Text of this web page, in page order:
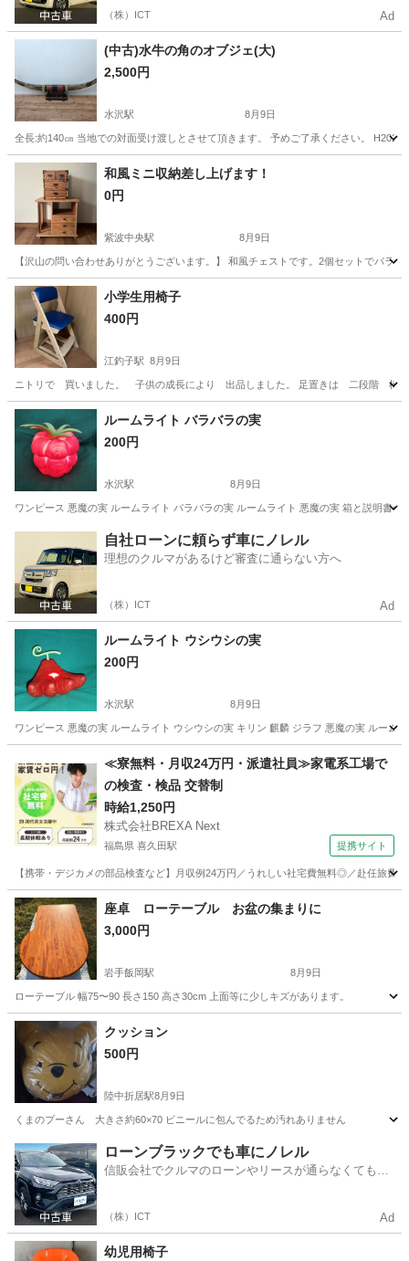
（株）ICT Ad
(中古)水牛の角のオブジェ(大)
2,500円
水沢駅 8月9日
全長:約140㎝ 当地での対面受け渡しとさせて頂きます。 予めご了承ください。
岩手 奥州市 水沢駅 インテリア雑貨/小物
和風ミニ収納差し上げます！
0円
紫波中央駅 8月9日
【沢山の問い合わせありがとうございます。】 和風チェストです。2個セットでバラ
岩手 紫波郡 紫波中央駅
小学生用椅子
400円
江釣子駅 8月9日
ニトリで 買いました。 子供の成長により 出品しました。 足置きは 二段階 椅
岩手 北上市 江釣子駅 椅子 小学生
ルームライト バラバラの実
200円
水沢駅 8月9日
ワンピース 悪魔の実 ルームライト バラバラの実 ルームライト 悪魔の実 箱と説明書
水沢駅 照明器具 ルームライト
自社ローンに頼らず車にノレル
理想のクルマがあるけど審査に通らない方へ
（株）ICT Ad
ルームライト ウシウシの実
200円
水沢駅 8月9日
ワンピース 悪魔の実 ルームライト ウシウシの実 キリン 麒麟 ジラフ 悪魔の実 ルー
水沢駅 インテリア雑貨/小物 ルームライト
≪寮無料・月収24万円・派遣社員≫家電系工場で
の検査・検品 交替制
時給1,250円
株式会社BREXA Next
福島県 喜久田駅 提携サイト
【携帯・デジカメの部品検査など】月収例24万円／うれしい社宅費無料◎／赴任旅
福島 郡山市 喜久田駅 その他
座卓 ローテーブル お盆の集まりに
3,000円
岩手飯岡駅 8月9日
ローテーブル 幅75〜90 長さ150 高さ30cm 上面等に少しキズがあります。
岩手 盛岡市
クッション
500円
陸中折居駅8月9日
くまのプーさん 大きさ約60×70 ビニールに包んでるため汚れありません
岩手 奥州市 陸中折居駅 ファブリック、カバー
くまのプーさん
ローンブラックでも車にノレル
信販会社でクルマのローンやリースが通らなくてもク
（株）ICT Ad
幼児用椅子